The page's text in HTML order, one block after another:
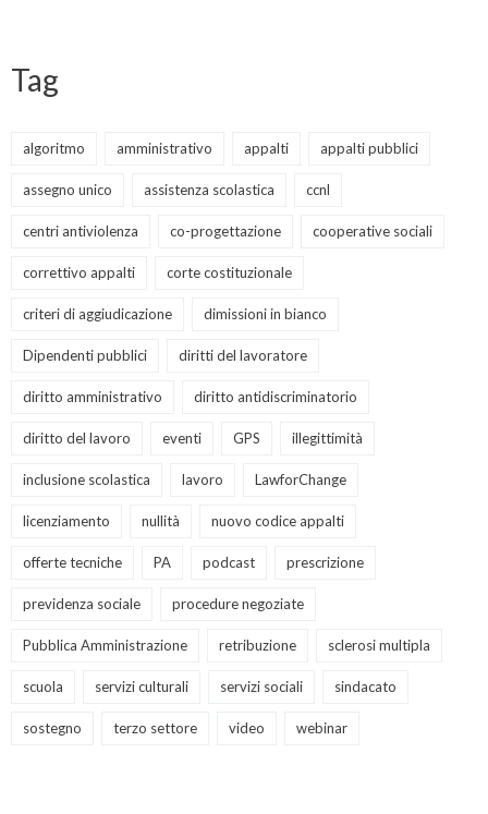
Tag
algoritmo amministrativo appalti appalti pubblici
assegno unico assistenza scolastica ccnl
centri antiviolenza co-progettazione cooperative sociali
correttivo appalti corte costituzionale
criteri di aggiudicazione dimissioni in bianco
Dipendenti pubblici diritti del lavoratore
diritto amministrativo diritto antidiscriminatorio
diritto del lavoro eventi GPS illegittimità
inclusione scolastica lavoro LawforChange
licenziamento nullità nuovo codice appalti
offerte tecniche PA podcast prescrizione
previdenza sociale procedure negoziate
Pubblica Amministrazione retribuzione sclerosi multipla
scuola servizi culturali servizi sociali sindacato
sostegno terzo settore video webinar